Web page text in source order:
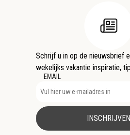
Schrijf u in op de nieuwsbrief
wekelijks vakantie inspiratie,
EMAIL
INSCHRIJVEN